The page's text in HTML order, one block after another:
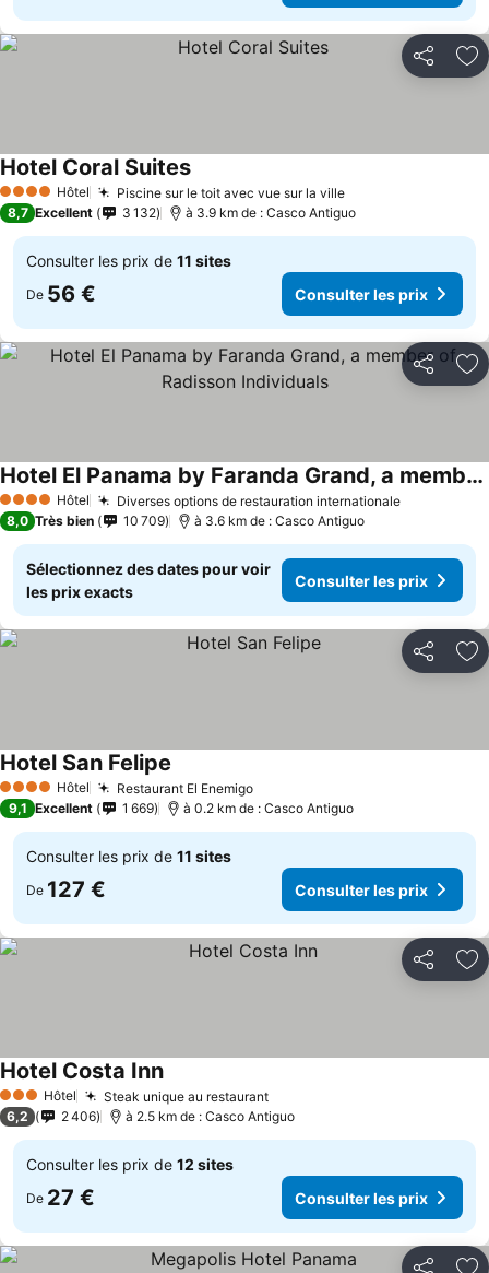
Partager
4 Étoiles Hôtel Piscine sur le toit avec vue sur la villeConsulter les prix
Hotel Coral SuitesConsulter les prix
8,7 Excellent 3 132 à 3.9 km de : Casco Antiguo
Consulter les prix de 11 sites
De 56 € Consulter les prix
Partager
4 Étoiles Hôtel Diverses options de restauration internationaleConsulter
Hotel El Panama by Faranda Grand, a member of Radisson Individuals
Consulter les prix
8,0 Très bien 10 709 à 3.6 km de : Casco Antiguo
Sélectionnez des dates pour voir
les prix exacts
Consulter les prix
Partager
4 Étoiles Hôtel Restaurant El EnemigoConsulter les prix
Hotel San Felipe
9,1 Excellent 1 669 à 0.2 km de : Casco Antiguo
Consulter les prix de 11 sites
De 127 € Consulter les prix
Partager
3 ÉtoilesHôtel Steak unique au restaurantConsulter les prix
Hotel Costa InnConsulter les prix
6,2 2 406 à 2.5 km de : Casco Antiguo
Consulter les prix de 12 sites
De 27 € Consulter les prix